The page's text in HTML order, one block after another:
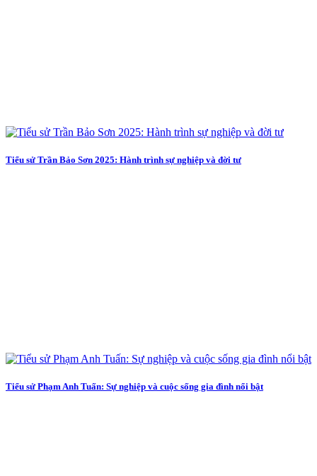
Tiểu sử Trần Bảo Sơn 2025: Hành trình sự nghiệp và đời tư
Tiểu sử Phạm Anh Tuấn: Sự nghiệp và cuộc sống gia đình nổi bật